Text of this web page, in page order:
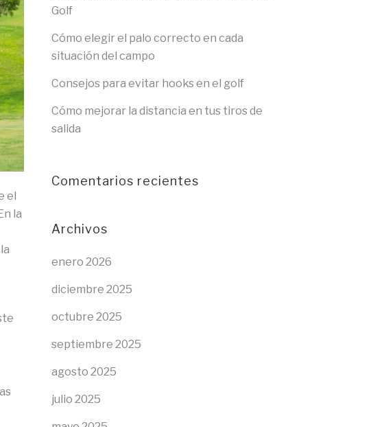
el
la
Golf
Cómo elegir el palo correcto en cada
situación del campo
Consejos para evitar hooks en el golf
Cómo mejorar la distancia en tus tiros de
salida
Comentarios recientes
Archivos
enero 2026
diciembre 2025
octubre 2025
septiembre 2025
agosto 2025
julio 2025